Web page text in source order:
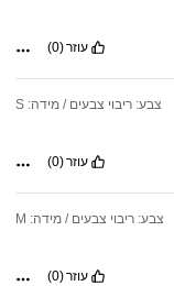
עוזר(0)
צבע: ריבוי צבעים / מידה: S
עוזר(0)
צבע: ריבוי צבעים / מידה: M
עוזר(0)